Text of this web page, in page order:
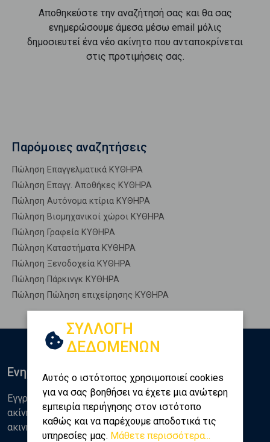
Αποθηκεύστε την αναζήτησή σας και θα σας
ενημερώσουμε άμεσα μέσω email μόλις
δημοσιευτεί ένα νέο ακίνητο που ανταποκρίνεται
στις προτιμήσεις σας.
Παρόμοιες αναζητήσεις
Πώληση Επαγγελματικά ΚΥΘΗΡΑ
Πώληση Επαγγ. Αποθήκες ΚΥΘΗΡΑ
Πώληση Αυτόνομα κτίρια ΚΥΘΗΡΑ
Πώληση Βιομηχανικοί χώροι ΚΥΘΗΡΑ
Πώληση Γραφεία ΚΥΘΗΡΑ
Πώληση Καταστήματα ΚΥΘΗΡΑ
Πώληση Ξενοδοχεία ΚΥΘΗΡΑ
Πώληση Πάρκινγκ ΚΥΘΗΡΑ
Πώληση Πώληση επιχείρησης ΚΥΘΗΡΑ
ΣΥΛΛΟΓΗ
ΔΕΔΟΜΕΝΩΝ
Αυτός ο ιστότοπος χρησιμοποιεί cookies
για να σας βοηθήσει να έχετε μια ανώτερη
εμπειρία περιήγησης στον ιστότοπο
καθώς και να παρέχουμε αποδοτικά τις
υπηρεσίες μας. Μάθετε περισσότερα...
Ενημερωθείτε
Εγγραφείτε στο newsletter της Golden Home για νέα
ακίνητα, αναλύσεις και διάφορα θέματα της αγοράς
ακινήτων